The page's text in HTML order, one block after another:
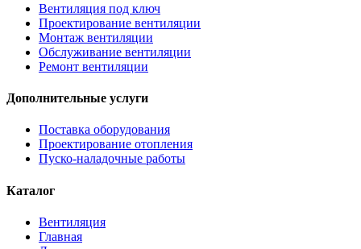
Вентиляция под ключ
Проектирование вентиляции
Монтаж вентиляции
Обслуживание вентиляции
Ремонт вентиляции
Дополнительные услуги
Поставка оборудования
Проектирование отопления
Пуско-наладочные работы
Каталог
Вентиляция
Главная